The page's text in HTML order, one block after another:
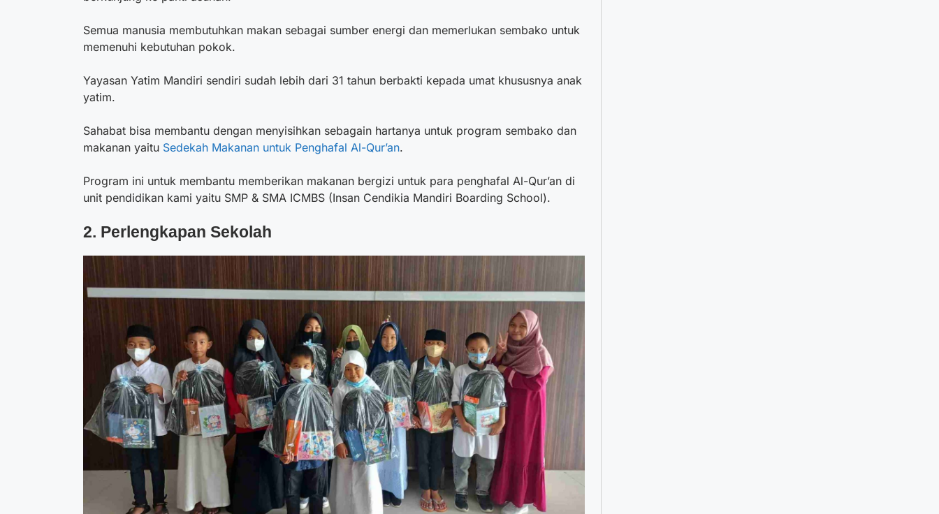
Semua manusia membutuhkan makan sebagai sumber energi dan memerlukan sembako untuk
memenuhi kebutuhan pokok.
Yayasan Yatim Mandiri sendiri sudah lebih dari 31 tahun berbakti kepada umat khususnya anak
yatim.
Sahabat bisa membantu dengan menyisihkan sebagain hartanya untuk program sembako dan
makanan yaitu Sedekah Makanan untuk Penghafal Al-Qur’an.
Program ini untuk membantu memberikan makanan bergizi untuk para penghafal Al-Qur’an di
unit pendidikan kami yaitu SMP & SMA ICMBS (Insan Cendikia Mandiri Boarding School).
2. Perlengkapan Sekolah